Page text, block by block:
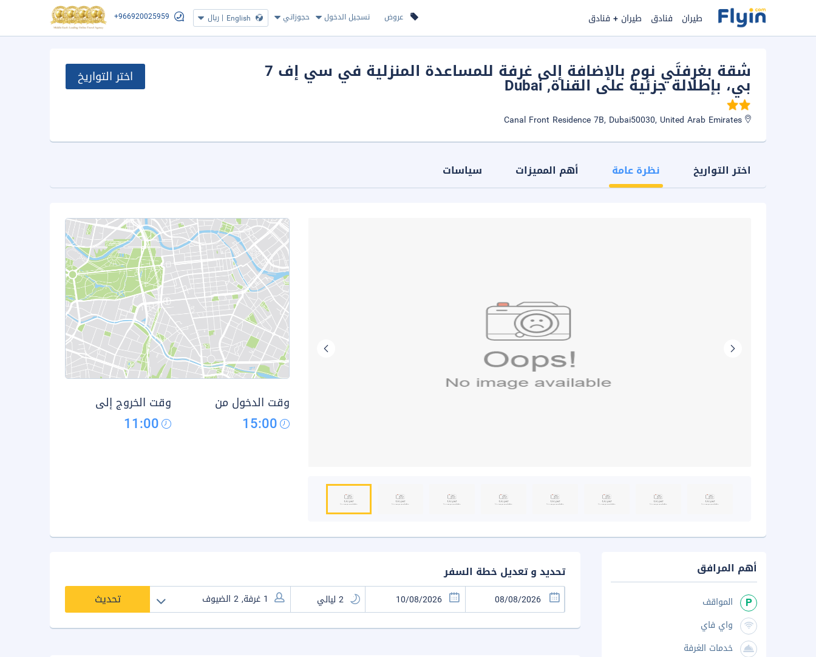
عروض تسجيل الدخول حجوزاتي English
| ريال +966920025959 طيران فنادق طيران + فنادق
شقة بغرفتَي نوم بالإضافة إلى غرفة للمساعدة المنزلية في سي إف 7
بي، بإطلالة جزئية على القناة, Dubai اختر التواريخ
اختر التواريخ نظرة عامة أهم المميزات سياسات
وقت الدخول من
15:00
وقت الخروج إلى
11:00
تحديد و تعديل خطة السفر
تحديث
أهم المرافق
المواقف
واي فاي
خدمات الغرفة